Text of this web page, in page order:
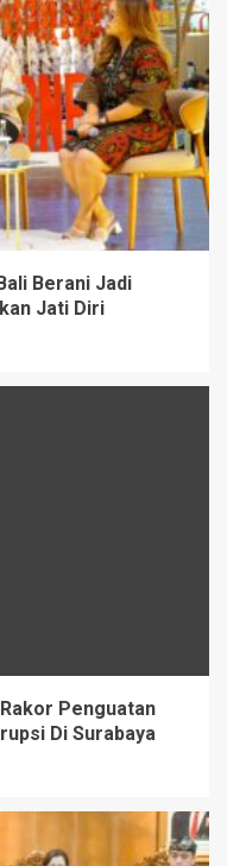
Berani Jadi
Jati Diri
Penguatan
Di Surabaya